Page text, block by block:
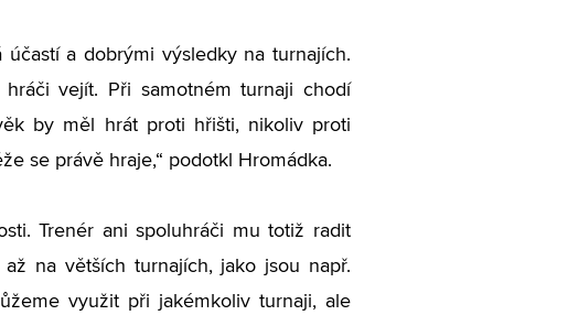
a dobrými výsledky na turnajích.
vejít. Při samotném turnaji chodí
by měl hrát proti hřišti, nikoliv proti
se právě hraje,“ podotkl Hromádka.
Trenér ani spoluhráči mu totiž radit
na větších turnajích, jako jsou např.
využit při jakémkoliv turnaji, ale